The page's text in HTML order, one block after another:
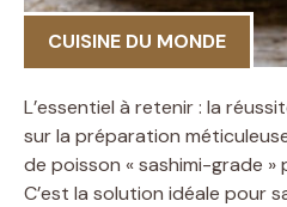
CUISINE DU MONDE
L’essentiel à retenir : la
sur la préparation
de poisson « sashimi-grade »
C’est la solution idéale pour